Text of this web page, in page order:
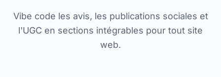
Vibe code les avis, les publications sociales et
l'UGC en sections intégrables pour tout site
web.